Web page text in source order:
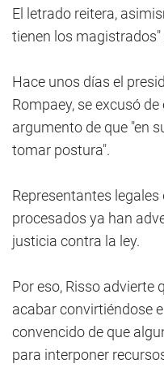
El letrado reitera,
tienen los
Hace unos días el
Rompaey, se excusó
argumento de que "en
tomar postura".
Representantes
procesados ya han
justicia contra la ley.
Por eso, Risso advierte
acabar convirtiéndose
convencido de que
para interponer